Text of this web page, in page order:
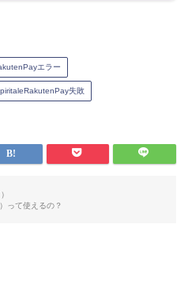
エラー
失敗
って使えるの？